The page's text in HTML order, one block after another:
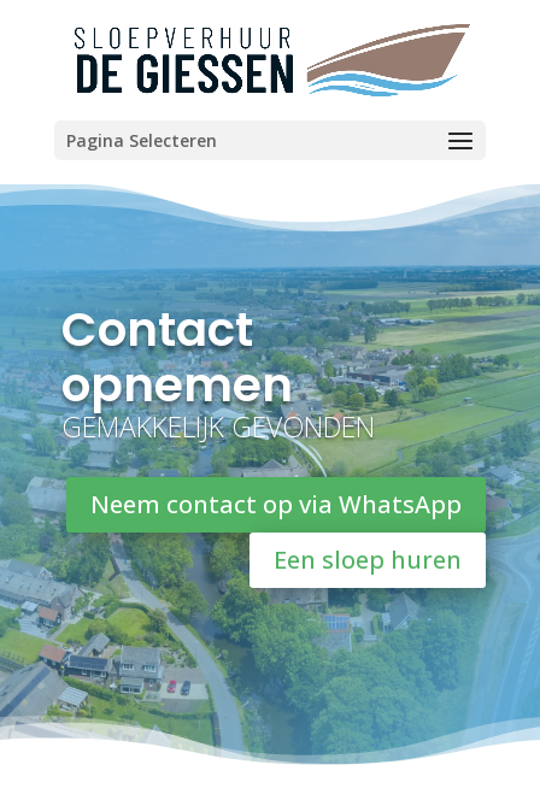
Pagina Selecteren
Contact
opnemen
GEMAKKELIJK GEVONDEN
Neem contact op via WhatsApp
Een sloep huren